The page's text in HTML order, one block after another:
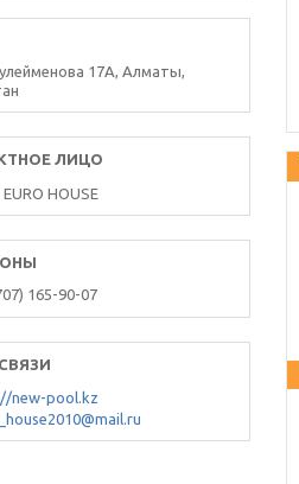
17А, Алматы,
HOUSE
165-90-07
new-pool.kz